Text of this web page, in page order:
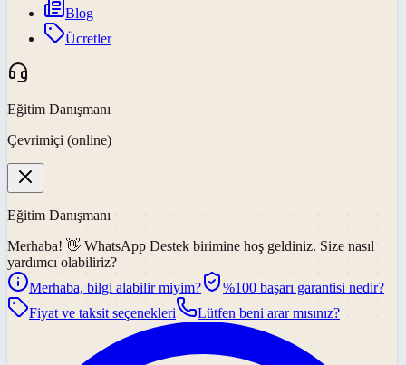
Blog
Ücretler
Eğitim Danışmanı
Çevrimiçi (online)
Eğitim Danışmanı
Merhaba! 👋 WhatsApp Destek birimine hoş geldiniz. Size nasıl
yardımcı olabiliriz?
Merhaba, bilgi alabilir miyim?
%100 başarı garantisi nedir?
Fiyat ve taksit seçenekleri
Lütfen beni arar mısınız?